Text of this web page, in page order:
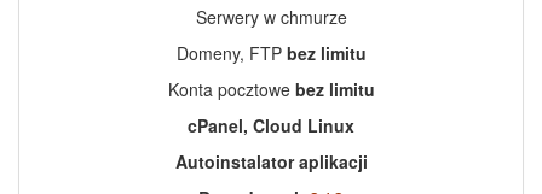
Serwery w chmurze
Domeny, FTPbez limitu
Konta pocztowebez limitu
cPanel, Cloud Linux
Autoinstalator aplikacji